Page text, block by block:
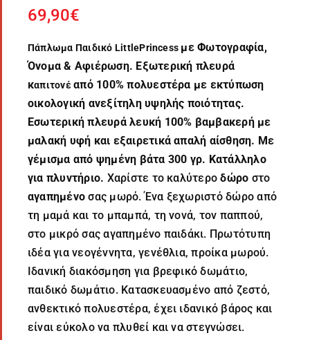
69,90€
Πάπλωμα Παιδικό LittlePrincess με Φωτογραφία,
Όνομα & Αφιέρωση. Εξωτερική πλευρά
καπιτονέαπό 100% πολυεστέρα με εκτύπωση
οικολογική ανεξίτηλη υψηλής ποιότητας.
Εσωτερική πλευρά λευκή 100% βαμβακερή με
μαλακή υφή και εξαιρετικά απαλή αίσθηση. Με
γέμισμα από ψημένη βάτα 300 γρ. Κατάλληλο
για πλυντήριο. Χαρίστε το καλύτεροδώρο στο
αγαπημένο σας μωρό. Ένα ξεχωριστό δώρο από
τη μαμά και το μπαμπά, τη νονά, τον παππού,
στο μικρό σας αγαπημένο παιδάκι. Πρωτότυπη
ιδέα για νεογέννητα, γενέθλια, προίκα μωρού.
Ιδανική διακόσμηση για βρεφικό δωμάτιο,
παιδικό δωμάτιο. Κατασκευασμένο από ζεστό,
ανθεκτικό πολυεστέρα, έχει ιδανικό βάρος και
είναι εύκολο να πλυθεί και να στεγνώσει.